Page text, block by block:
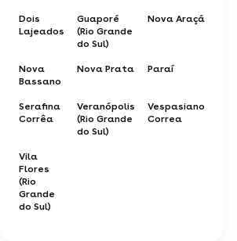
Dois
Lajeados
Guaporé
(Rio Grande
do Sul)
Nova Araçá
Nova
Bassano
Nova Prata Paraí
Serafina
Corrêa
Veranópolis
(Rio Grande
do Sul)
Vespasiano
Correa
Vila
Flores
(Rio
Grande
do Sul)